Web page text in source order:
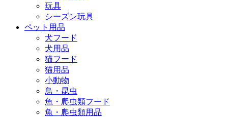
玩具
シーズン玩具
ペット用品
犬フード
犬用品
猫フード
猫用品
小動物
鳥・昆虫
魚・爬虫類フード
魚・爬虫類用品